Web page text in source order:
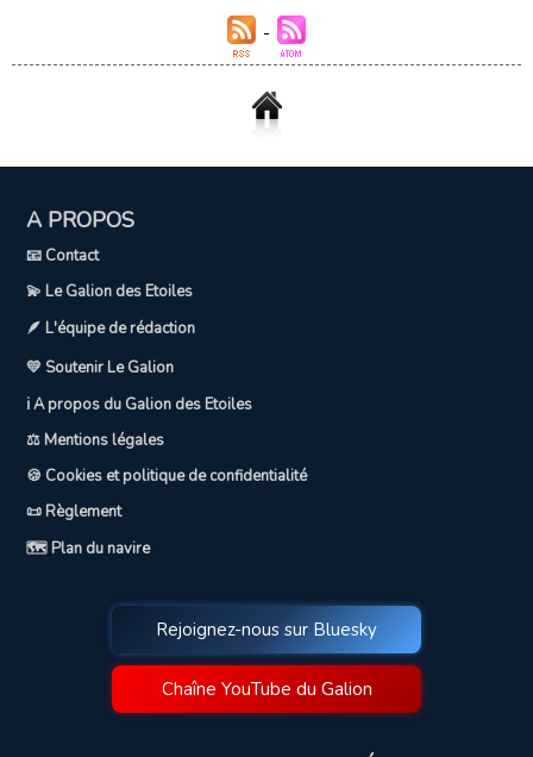
A PROPOS
📧 Contact
💫 Le Galion des Etoiles
🪶 L'équipe de rédaction
💛 Soutenir Le Galion
ℹ️ A propos du Galion des Etoiles
⚖️ Mentions légales
🍪 Cookies et politique de confidentialité
📜 Règlement
🗺️ Plan du navire
Rejoignez-nous sur Bluesky
Chaîne YouTube du Galion